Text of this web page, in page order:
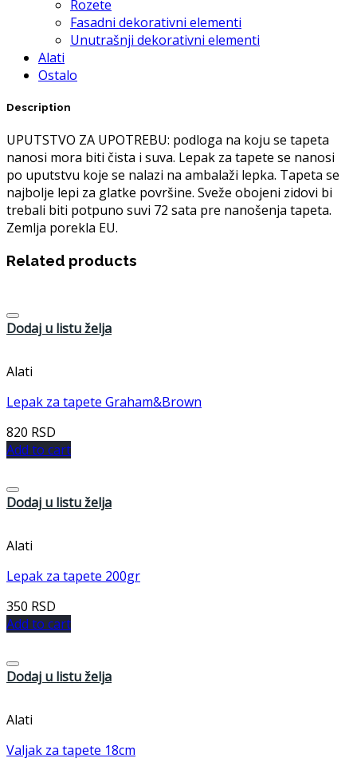
Rozete
Fasadni dekorativni elementi
Unutrašnji dekorativni elementi
Alati
Ostalo
Description
UPUTSTVO ZA UPOTREBU: podloga na koju se tapeta
nanosi mora biti čista i suva. Lepak za tapete se nanosi
po uputstvu koje se nalazi na ambalaži lepka. Tapeta se
najbolje lepi za glatke površine. Sveže obojeni zidovi bi
trebali biti potpuno suvi 72 sata pre nanošenja tapeta.
Zemlja porekla EU.
Related products
Dodaj u listu želja
Alati
Lepak za tapete Graham&Brown
820 RSD
Add to cart
Dodaj u listu želja
Alati
Lepak za tapete 200gr
350 RSD
Add to cart
Dodaj u listu želja
Alati
Valjak za tapete 18cm